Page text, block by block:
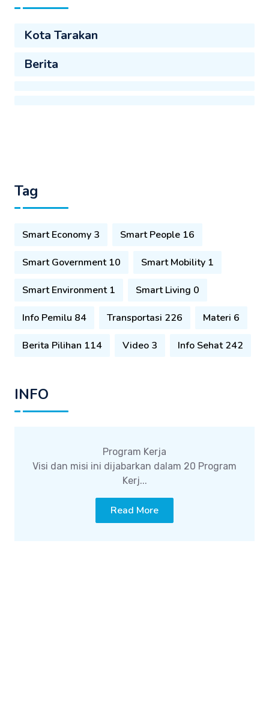
Kota Tarakan
Berita
Tag
Smart Economy 3 Smart People 16
Smart Government 10 Smart Mobility 1
Smart Environment 1 Smart Living 0
Info Pemilu 84 Transportasi 226 Materi 6
Berita Pilihan 114 Video 3 Info Sehat 242
INFO
Program Kerja
Visi dan misi ini dijabarkan dalam 20 Program
Kerj...
Read More